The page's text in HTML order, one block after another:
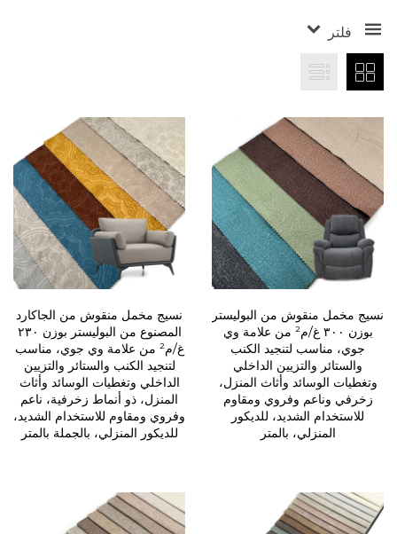
فلتر
نسيج مخمل منقوش من البوليستر
بوزن ٣٠٠ غ/م² من علامة وي
جوي، مناسب لتنجيد الكنب
والستائر والتزيين الداخلي
وتغطيات الوسائد وأثاث المنزل،
زخرفي وناعم وفروي ومقاوم
للاستخدام الشديد، للديكور
المنزلي، بالمتر
نسيج مخمل منقوش من الجاكارد
المصنوع من البوليستر بوزن ٢٣٠
غ/م² من علامة وي جوي، مناسب
لتنجيد الكنب والستائر والتزيين
الداخلي وتغطيات الوسائد وأثاث
المنزل، ذو أنماط زخرفية، ناعم
وفروي ومقاوم للاستخدام الشديد،
للديكور المنزلي، بالجملة بالمتر